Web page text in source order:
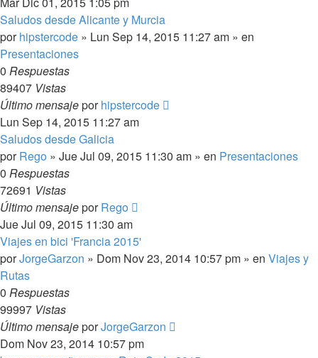
Saludos desde Alicante y Murcia
porhipstercode » Lun Sep 14, 2015 11:27 am » en
Presentaciones
0 Respuestas
89407 Vistas
Último mensajeporhipstercode
Lun Sep 14, 2015 11:27 am
Saludos desde Galicia
porRego » Jue Jul 09, 2015 11:30 am » en Presentaciones
0 Respuestas
72691 Vistas
Último mensajeporRego
Jue Jul 09, 2015 11:30 am
Viajes en bici 'Francia 2015'
porJorgeGarzon » Dom Nov 23, 2014 10:57 pm » en Viajes y
Rutas
0 Respuestas
99997 Vistas
Último mensajeporJorgeGarzon
Dom Nov 23, 2014 10:57 pm